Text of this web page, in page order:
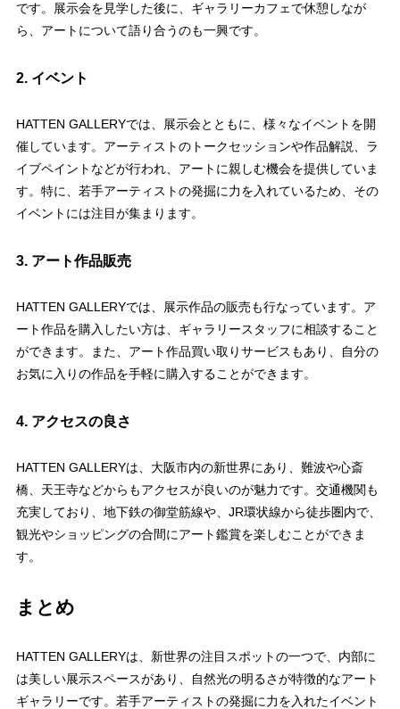
です。展示会を見学した後に、ギャラリーカフェで休憩しなが
ら、アートについて語り合うのも一興です。
2. イベント
HATTEN GALLERYでは、展示会とともに、様々なイベントを開
催しています。アーティストのトークセッションや作品解説、ラ
イブペイントなどが行われ、アートに親しむ機会を提供していま
す。特に、若手アーティストの発掘に力を入れているため、その
イベントには注目が集まります。
3. アート作品販売
HATTEN GALLERYでは、展示作品の販売も行なっています。ア
ート作品を購入したい方は、ギャラリースタッフに相談すること
ができます。また、アート作品買い取りサービスもあり、自分の
お気に入りの作品を手軽に購入することができます。
4. アクセスの良さ
HATTEN GALLERYは、大阪市内の新世界にあり、難波や心斎
橋、天王寺などからもアクセスが良いのが魅力です。交通機関も
充実しており、地下鉄の御堂筋線や、JR環状線から徒歩圏内で、
観光やショッピングの合間にアート鑑賞を楽しむことができま
す。
まとめ
HATTEN GALLERYは、新世界の注目スポットの一つで、内部に
は美しい展示スペースがあり、自然光の明るさが特徴的なアート
ギャラリーです。若手アーティストの発掘に力を入れたイベント